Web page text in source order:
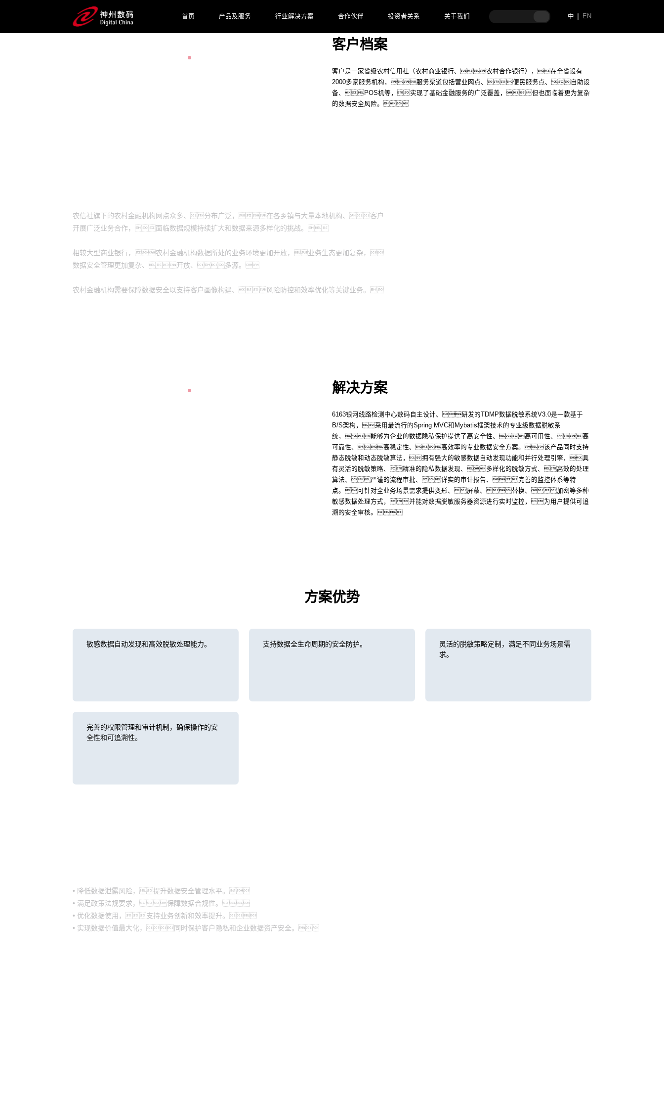
首页 产品及服务 行业解决方案 合作伙伴 投资者关系 关于我们 中 EN
预约专家咨询
客户档案
客户是一家省级农村信用社（农村商业银行、农村合作银行），在全省设有
2000多家服务机构，服务渠道包括营业网点、便民服务点、自助设
备、POS机等，实现了基础金融服务的广泛覆盖，但也面临着更为复杂
的数据安全风险。
农信社旗下的农村金融机构网点众多、分布广泛，在各乡镇与大量本地机构、客户
开展广泛业务合作，面临数据规模持续扩大和数据来源多样化的挑战。
相较大型商业银行，农村金融机构数据所处的业务环境更加开放，业务生态更加复杂，
数据安全管理更加复杂、开放、多源。
农村金融机构需要保障数据安全以支持客户画像构建、风险防控和效率优化等关键业务。
解决方案
6163银河线路检测中心数码自主设计、研发的TDMP数据脱敏系统V3.0是一款基于
B/S架构，采用最流行的Spring MVC和Mybatis框架技术的专业级数据脱敏系
统，能够为企业的数据隐私保护提供了高安全性、高可用性、高
可靠性、高稳定性、高效率的专业数据安全方案。该产品同时支持
静态脱敏和动态脱敏算法，拥有强大的敏感数据自动发现功能和并行处理引擎，具
有灵活的脱敏策略、精准的隐私数据发现、多样化的脱敏方式、高效的处理
算法、严谨的流程审批、详实的审计报告、完善的监控体系等特
点。可针对全业务场景需求提供变形、屏蔽、替换、加密等多种
敏感数据处理方式，并能对数据脱敏服务器资源进行实时监控，为用户提供可追
溯的安全审核。
方案优势
敏感数据自动发现和高效脱敏处理能力。 支持数据全生命周期的安全防护。
灵活的脱敏策略定制，满足不同业务场景需
求。
完善的权限管理和审计机制，确保操作的安
全性和可追溯性。
• 降低数据泄露风险，提升数据安全管理水平。
• 满足政策法规要求，保障数据合规性。
• 优化数据使用，支持业务创新和效率提升。
• 实现数据价值最大化，同时保护客户隐私和企业数据资产安全。